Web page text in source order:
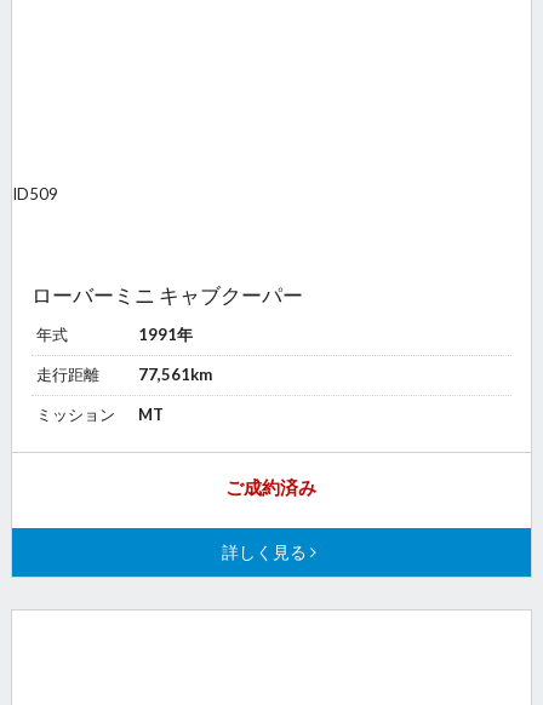
ID509
ローバーミニ キャブクーパー
年式 1991年
走行距離 77,561km
ミッション MT
ご成約済み
詳しく見る